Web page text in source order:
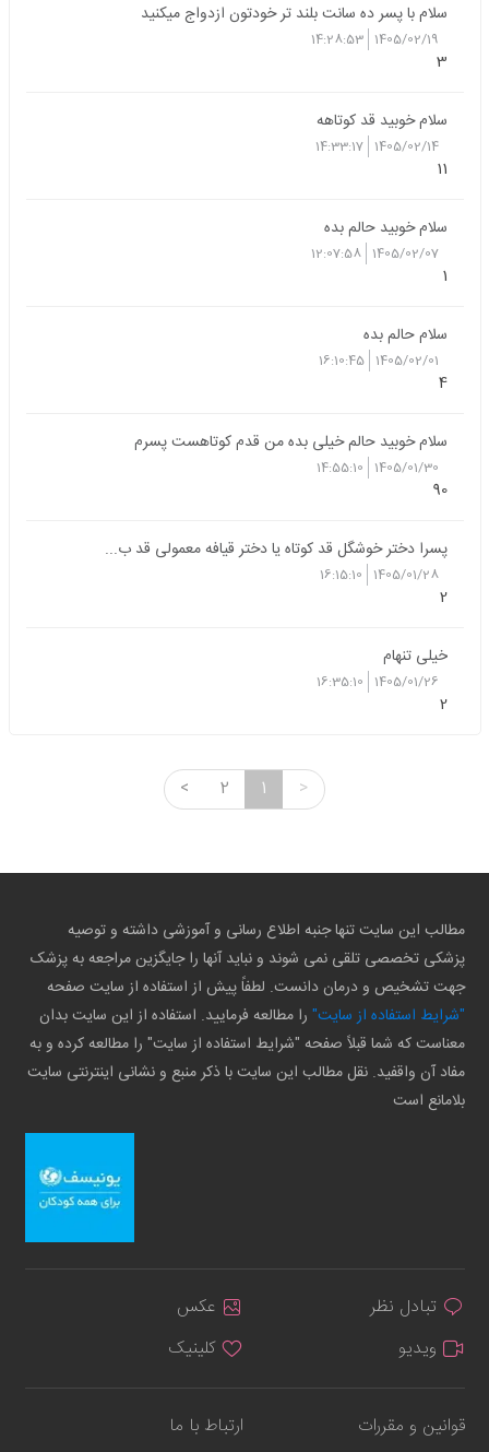
سلام با پسر ده سانت بلند تر خودتون ازدواج میکنید
1405/02/19
14:28:53
3
سلام خوبید قد کوتاهه
1405/02/14
14:33:17
11
سلام خوبید حالم بده
1405/02/07
12:07:58
1
سلام حالم بده
1405/02/01
16:10:45
4
سلام خوبید حالم خیلی بده من قدم کوتاهست پسرم
1405/01/30
14:55:10
90
پسرا دختر خوشگل قد کوتاه یا دختر قیافه معمولی قد ب...
1405/01/28
16:15:10
2
خیلی تنهام
1405/01/26
16:35:10
2
>
1
2
<
مطالب این سایت تنها جنبه اطلاع رسانی و آموزشی داشته و توصیه
پزشکی تخصصی تلقی نمی شوند و نباید آنها را جایگزین مراجعه به پزشک
جهت تشخیص و درمان دانست. لطفاً پیش از استفاده از سایت صفحه
"شرایط استفاده از سایت" را مطالعه فرمایید. استفاده از این سایت بدان
معناست که شما قبلاً صفحه "شرایط استفاده از سایت" را مطالعه کرده و به
مفاد آن واقفید. نقل مطالب این سایت با ذکر منبع و نشانی اینترنتی سایت
بلامانع است
تبادل نظر
عکس
ویدیو
کلینیک
قوانین و مقررات ارتباط با ما